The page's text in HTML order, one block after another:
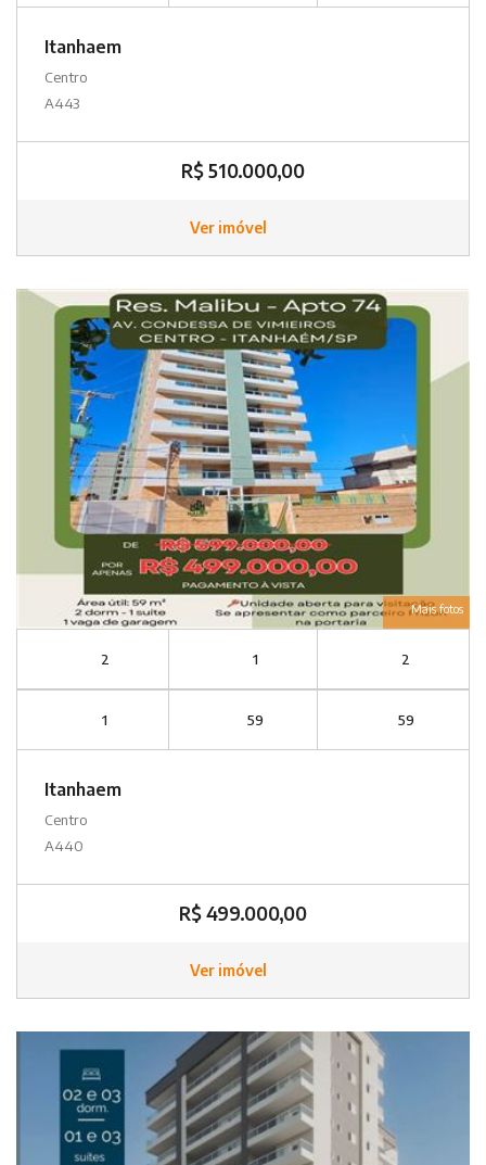
Itanhaem
Centro
A443
R$ 510.000,00
Ver imóvel
Mais fotos
2 1 2
1 59 59
Itanhaem
Centro
A440
R$ 499.000,00
Ver imóvel